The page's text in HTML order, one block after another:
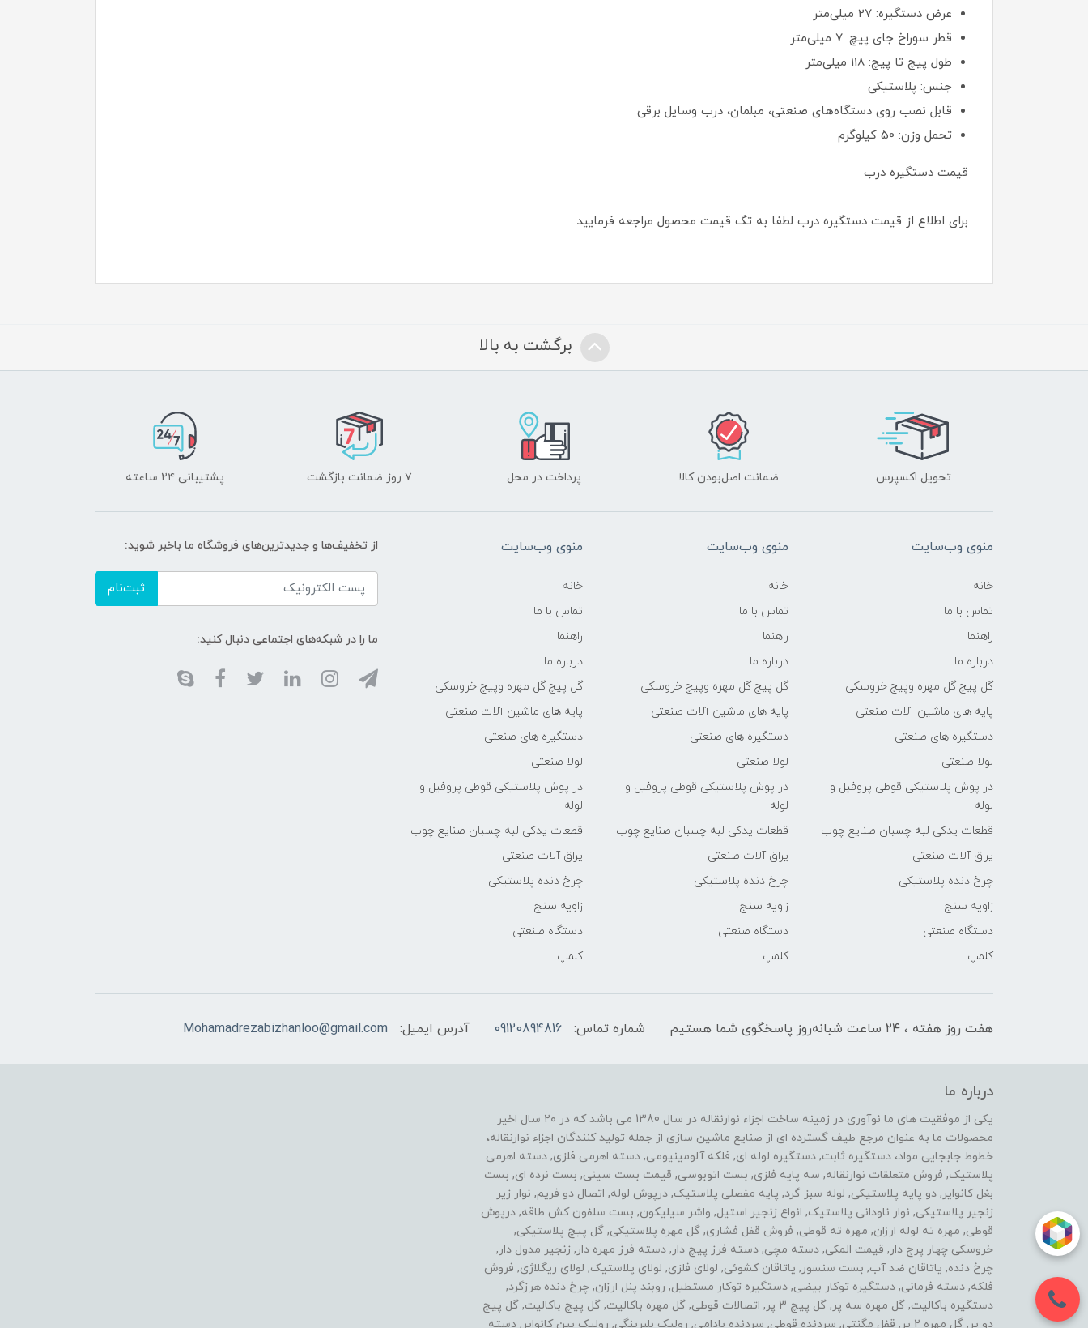
عرض دستگیره: 27 میلی‌متر
قطر سوراخ جای پیچ: 7 میلی‌متر
طول پیچ تا پیچ: 118 میلی‌متر
جنس: پلاستیکی
قابل نصب روی دستگاه‌های صنعتی، مبلمان، درب وسایل برقی
تحمل وزن: 50 کیلوگرم
قیمت دستگیره درب
برای اطلاع از قیمت دستگیره درب لطفا به تگ قیمت محصول مراجعه فرمایید
برگشت به بالا
تحویل اکسپرس ضمانت اصل‌بودن کالا پرداخت در محل ۷ روز ضمانت بازگشت پشتیبانی ۲۴ ساعته
منوی وب‌سایت
خانه
تماس با ما
راهنما
درباره ما
گل پیچ گل مهره وپیچ خروسکی
پایه های ماشین آلات صنعتی
دستگیره های صنعتی
لولا صنعتی
در پوش پلاستیکی قوطی پروفیل و
لوله
قطعات یدکی لبه چسبان صنایع چوب
یراق آلات صنعتی
چرخ دنده پلاستیکی
زاویه سنج
دستگاه صنعتی
کلمپ
منوی وب‌سایت
خانه
تماس با ما
راهنما
درباره ما
گل پیچ گل مهره وپیچ خروسکی
پایه های ماشین آلات صنعتی
دستگیره های صنعتی
لولا صنعتی
در پوش پلاستیکی قوطی پروفیل و
لوله
قطعات یدکی لبه چسبان صنایع چوب
یراق آلات صنعتی
چرخ دنده پلاستیکی
زاویه سنج
دستگاه صنعتی
کلمپ
منوی وب‌سایت
خانه
تماس با ما
راهنما
درباره ما
گل پیچ گل مهره وپیچ خروسکی
پایه های ماشین آلات صنعتی
دستگیره های صنعتی
لولا صنعتی
در پوش پلاستیکی قوطی پروفیل و
لوله
قطعات یدکی لبه چسبان صنایع چوب
یراق آلات صنعتی
چرخ دنده پلاستیکی
زاویه سنج
دستگاه صنعتی
کلمپ
از تخفیف‌ها و جدیدترین‌های فروشگاه ما باخبر شوید:
ثبت‌نام
ما را در شبکه‌های اجتماعی دنبال کنید:
هفت روز هفته ، ۲۴ ساعت شبانه‌روز پاسخگوی شما هستیم شماره تماس: 09120894816 آدرس ایمیل: Mohamadrezabizhanloo@gmail.com
درباره ما
یکی از موفقیت های ما نوآوری در زمینه ساخت اجزاء نوارنقاله در سال 1380 می باشد که در ۲۰ سال اخیر
محصولات ما به عنوان مرجع طیف گسترده ای از صنایع ماشین سازی از جمله تولید کنندگان اجزاء نوارنقاله،
خطوط جابجایی مواد، دستگیره ثابت, دستگیره لوله ای, فلکه آلومینیومی, دسته اهرمی فلزی, دسته اهرمی
پلاستیک, فروش متعلقات نوارنقاله, سه پایه فلزی, بست اتوبوسی, قیمت بست سینی, بست نرده ای, بست
بغل کانوایر, دو پایه پلاستیکی, لوله سبز گرد, پایه مفصلی پلاستیک, درپوش لوله, اتصال دو فریم, نوار زیر
زنجیر پلاستیکی, نوار ناودانی پلاستیک, انواع زنجیر استیل, واشر سیلیکون, بست سلفون کش طاقه, درپوش
قوطی, مهره ته لوله ارزان, مهره ته قوطی, فروش قفل فشاری, گل مهره پلاستیکی, گل پیچ پلاستیکی,
خروسکی چهار پرچ دار, قیمت المکی, دسته مچی, دسته فرز پیچ دار, دسته فرز مهره دار, زنجیر مدول دار,
چرخ دنده, یاتاقان ضد آب, بست سنسور, یاتاقان کشوئی, لولای فلزی, لولای پلاستیک, لولای ریگلاژی, فروش
فلکه, دسته فرمانی, دستگیره توکار بیضی, دستگیره توکار مستطیل, روبند پنل ارزان, چرخ دنده هرزگرد,
دستگیره باکالیت, گل مهره سه پر, گل پیچ 3 پر, اتصالات قوطی, گل مهره باکالیت, گل پیچ باکالیت, گل پیچ
دو پر, گل مهره 2 پر, قفل مگنتی, سردنده قوطی, سردنده بادامی, رولیک بلبرینگی, رولیک بین کانوایر, دسته